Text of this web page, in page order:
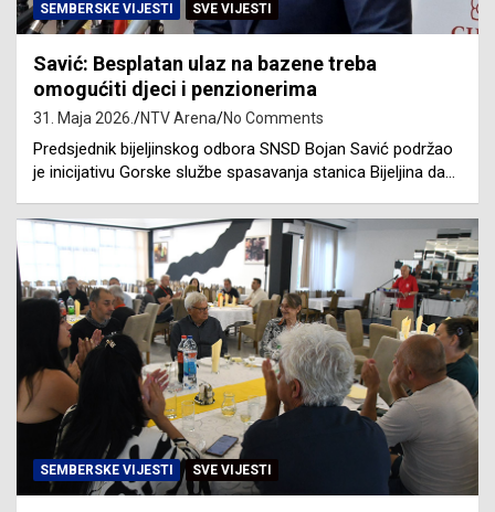
SEMBERSKE VIJESTI SVE VIJESTI
Savić: Besplatan ulaz na bazene treba
omogućiti djeci i penzionerima
31. Maja 2026. NTV Arena No Comments
Predsjednik bijeljinskog odbora SNSD Bojan Savić podržao
je inicijativu Gorske službe spasavanja stanica Bijeljina da…
SEMBERSKE VIJESTI SVE VIJESTI